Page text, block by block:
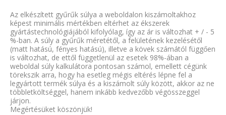
Az elkészített gyűrűk súlya a weboldalon kiszámoltakhoz
képest minimális mértékben eltérhet az ékszerek
gyártástechnológiájából kifolyólag, így az ár is változhat + / - 5
%-ban. A súly a gyűrűk méretétől, a felületének kezelésétől
(matt hatású, fényes hatású), illetve a kövek számától függően
is változhat, de ettől függetlenül az esetek 98%-ában a
weboldal súly kalkulátora pontosan számol, emellett cégünk
törekszik arra, hogy ha esetleg mégis eltérés lépne fel a
legyártott termék súlya és a kiszámolt súly között, akkor az ne
többletköltséggel, hanem inkább kedvezőbb végösszeggel
járjon.
Megértésüket köszönjük!